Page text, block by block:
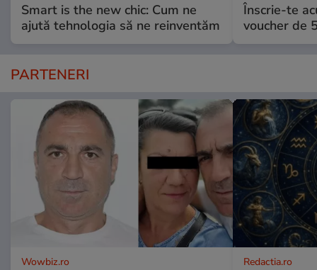
Smart is the new chic: Cum ne
ajută tehnologia să ne reinventăm
Înscrie-te
voucher de
PARTENERI
Wowbiz.ro Redactia.ro